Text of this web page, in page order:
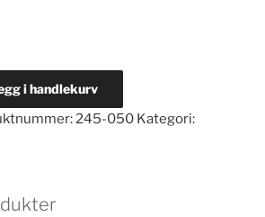
i handlekurv
245-050 Kategori: